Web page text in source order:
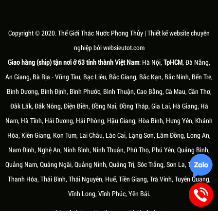
Thác nước phong thủy đẹp và có ý
nghĩa không hẳn chỉ được làm từ đá
tự nhiên. Ngày nay, chất liệu để làm
thác nước phong thủy đa dạng hơn,
vật liệu nhân tạo với hình dáng đẹp
chuyển lắp đặt ngày càng được khách
hàng ưa chuộng hơn.
Âm dương, ngũ hành là hai khái niệm
của Trung Hoa. Mỗi người sinh ra sẽ
có một "mạng" khác nhau, tùy theo
năm sinh mà tương ứng với các hành
MÀU SẮC HỢP VỚI NGƯỜI MỆNH
Thứ tư, 03/03/2021
NHỮNG ĐIỀU KIÊNG KỴ KHI SỬ
Copyright © 2020. Thế Giới Thác Nước Phong Thủy | Thiết kế website chuyên
nghiệp bởiwebsieutot.com
Giao hàng (ship) tận nơi ở 63 tỉnh thành Việt Nam: Hà Nội, TpHCM, Đà Nẵng,
An Giang, Bà Rịa - Vũng Tàu, Bạc Liêu, Bắc Giang, Bắc Kạn, Bắc Ninh, Bến Tre,
Bình Dương, Bình Định, Bình Phước, Bình Thuận, Cao Bằng, Cà Mau, Cần Thơ,
Đắk Lắk, Đắk Nông, Điện Biên, Đồng Nai, Đồng Tháp, Gia Lai, Hà Giang, Hà
Nam, Hà Tĩnh, Hải Dương, Hải Phòng, Hậu Giang, Hòa Bình, Hưng Yên, Khánh
Hòa, Kiên Giang, Kon Tum, Lai Châu, Lào Cai, Lạng Sơn, Lâm Đồng, Long An,
Nam Định, Nghệ An, Ninh Bình, Ninh Thuận, Phú Thọ, Phú Yên, Quảng Bình,
Quảng Nam, Quảng Ngãi, Quảng Ninh, Quảng Trị, Sóc Trăng, Sơn La, Tây Ninh,
Thanh Hóa, Thái Bình, Thái Nguyên, Huế, Tiền Giang, Trà Vinh, Tuyên Quang,
Vĩnh Long, Vĩnh Phúc, Yên Bái.